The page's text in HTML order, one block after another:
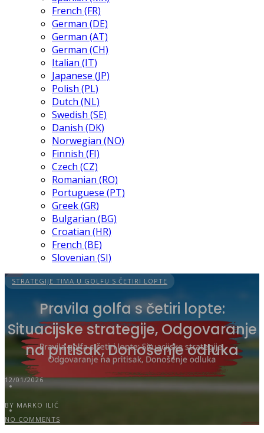
French (FR)
German (DE)
German (AT)
German (CH)
Italian (IT)
Japanese (JP)
Polish (PL)
Dutch (NL)
Swedish (SE)
Danish (DK)
Norwegian (NO)
Finnish (FI)
Czech (CZ)
Romanian (RO)
Portuguese (PT)
Greek (GR)
Bulgarian (BG)
Croatian (HR)
French (BE)
Slovenian (SI)
STRATEGIJE TIMA U GOLFU S ČETIRI LOPTE
Pravila golfa s četiri lopte:
Situacijske strategije, Odgovaranje
na pritisak, Donošenje odluka
12/01/2026
BY MARKO ILIĆ
NO COMMENTS